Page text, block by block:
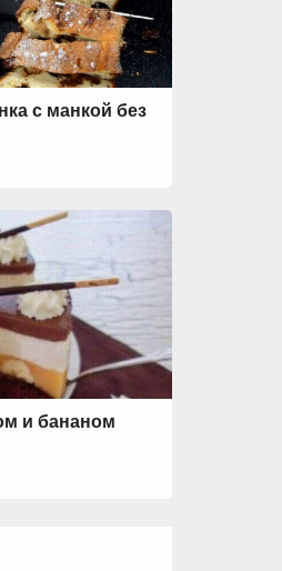
с манкой без
и бананом